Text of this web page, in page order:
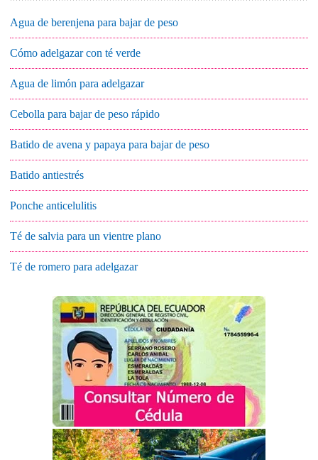
Agua de berenjena para bajar de peso
Cómo adelgazar con té verde
Agua de limón para adelgazar
Cebolla para bajar de peso rápido
Batido de avena y papaya para bajar de peso
Batido antiestrés
Ponche anticelulitis
Té de salvia para un vientre plano
Té de romero para adelgazar